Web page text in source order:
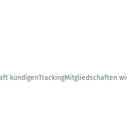
kündigenTrackingMitgliedschaften